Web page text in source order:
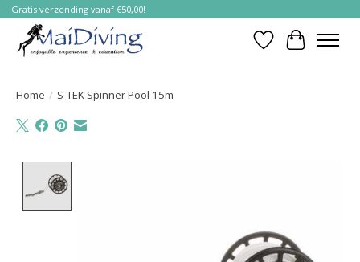
Gratis verzending vanaf €50,00!
Verlanglijst
Home / S-TEK Spinner Pool 15m